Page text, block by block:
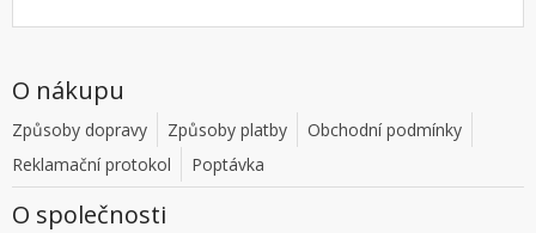
O nákupu
Způsoby dopravy Způsoby platby
Obchodní podmínky
Reklamační protokol
Poptávka
O společnosti